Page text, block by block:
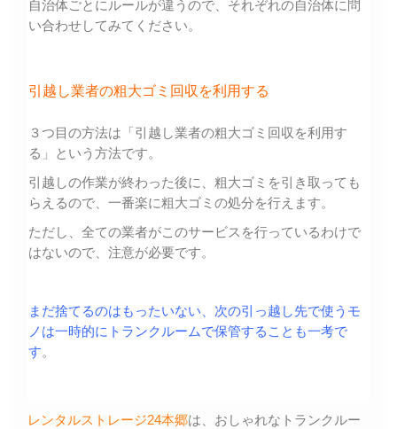
自治体ごとにルールが違うので、それぞれの自治体に問
い合わせしてみてください。
引越し業者の粗大ゴミ回収を利用する
３つ目の方法は「引越し業者の粗大ゴミ回収を利用す
る」という方法です。
引越しの作業が終わった後に、粗大ゴミを引き取っても
らえるので、一番楽に粗大ゴミの処分を行えます。
ただし、全ての業者がこのサービスを行っているわけで
はないので、注意が必要です。
まだ捨てるのはもったいない、次の引っ越し先で使うモ
ノは一時的にトランクルームで保管することも一考で
す。
レンタルストレージ24本郷は、おしゃれなトランクルー